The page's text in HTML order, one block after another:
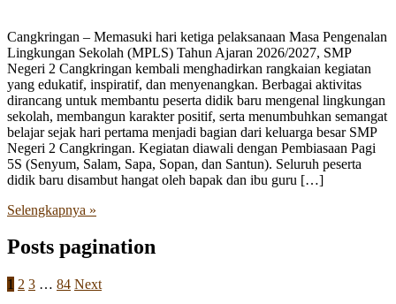
Cangkringan – Memasuki hari ketiga pelaksanaan Masa Pengenalan
Lingkungan Sekolah (MPLS) Tahun Ajaran 2026/2027, SMP
Negeri 2 Cangkringan kembali menghadirkan rangkaian kegiatan
yang edukatif, inspiratif, dan menyenangkan. Berbagai aktivitas
dirancang untuk membantu peserta didik baru mengenal lingkungan
sekolah, membangun karakter positif, serta menumbuhkan semangat
belajar sejak hari pertama menjadi bagian dari keluarga besar SMP
Negeri 2 Cangkringan. Kegiatan diawali dengan Pembiasaan Pagi
5S (Senyum, Salam, Sapa, Sopan, dan Santun). Seluruh peserta
didik baru disambut hangat oleh bapak dan ibu guru […]
Selengkapnya »
Posts pagination
1 2 3 … 84 Next